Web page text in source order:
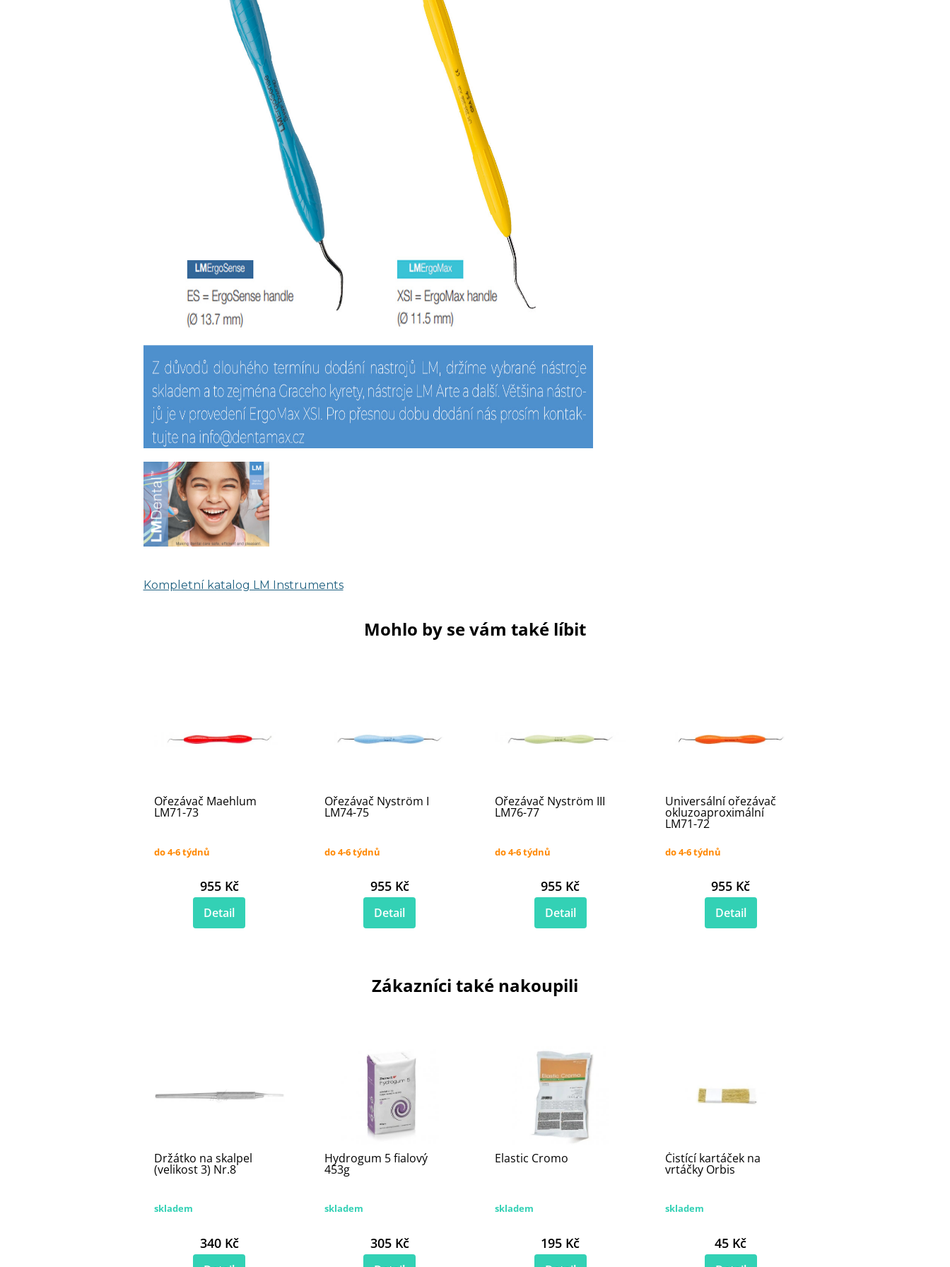
Kompletní katalog LM Instruments
Mohlo by se vám také líbit
Ořezávač Maehlum
LM71-73
do 4-6 týdnů
955 Kč
Detail
Ořezávač Nyström I
LM74-75
do 4-6 týdnů
955 Kč
Detail
Ořezávač Nyström III
LM76-77
do 4-6 týdnů
955 Kč
Detail
Universální ořezávač
okluzoaproximální
LM71-72
do 4-6 týdnů
955 Kč
Detail
Zákazníci také nakoupili
Držátko na skalpel
(velikost 3) Nr.8
skladem
340 Kč
Hydrogum 5 fialový
453g
skladem
305 Kč
Elastic Cromo
skladem
195 Kč
Čistící kartáček na
vrtáčky Orbis
skladem
45 Kč